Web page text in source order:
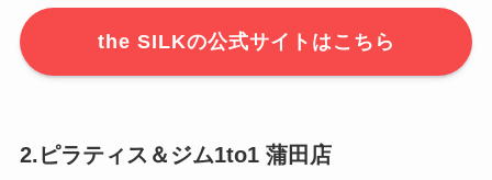
the SILKの公式サイトはこちら
2.ピラティス＆ジム1to1 蒲田店